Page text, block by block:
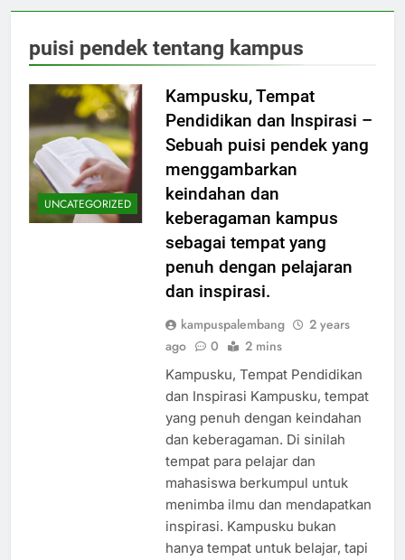
puisi pendek tentang kampus
UNCATEGORIZED
Kampusku, Tempat
Pendidikan dan Inspirasi –
Sebuah puisi pendek yang
menggambarkan
keindahan dan
keberagaman kampus
sebagai tempat yang
penuh dengan pelajaran
dan inspirasi.
kampuspalembang
2 years
ago
0 2 mins
Kampusku, Tempat Pendidikan
dan Inspirasi Kampusku, tempat
yang penuh dengan keindahan
dan keberagaman. Di sinilah
tempat para pelajar dan
mahasiswa berkumpul untuk
menimba ilmu dan mendapatkan
inspirasi. Kampusku bukan
hanya tempat untuk belajar, tapi